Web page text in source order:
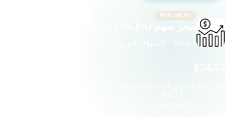
PAR: SK.PA
SEB S.A. · الاستهلاك الدوري · PAR